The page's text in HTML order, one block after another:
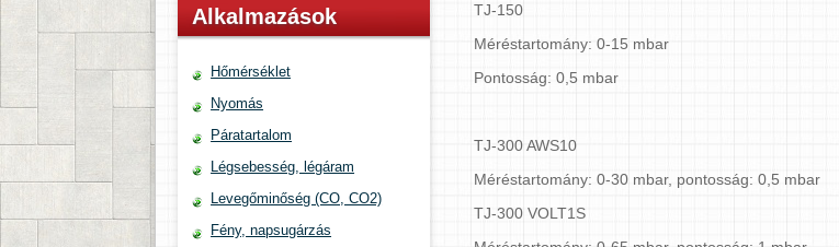
Alkalmazások
Hőmérséklet
Nyomás
Páratartalom
Légsebesség, légáram
Levegőminőség (CO, CO2)
Fény, napsugárzás
TJ-150
Méréstartomány: 0-15 mbar
Pontosság: 0,5 mbar
TJ-300 AWS10
Méréstartomány: 0-30 mbar, pontosság: 0,5 mbar
TJ-300 VOLT1S